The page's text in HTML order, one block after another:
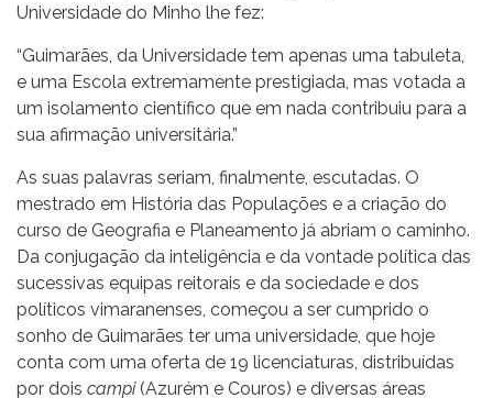
Universidade do Minho lhe fez:
“Guimarães, da Universidade tem apenas uma tabuleta,
e uma Escola extremamente prestigiada, mas votada a
um isolamento científico que em nada contribuiu para a
sua afirmação universitária.”
As suas palavras seriam, finalmente, escutadas. O
mestrado em História das Populações e a criação do
curso de Geografia e Planeamento já abriam o caminho.
Da conjugação da inteligência e da vontade política das
sucessivas equipas reitorais e da sociedade e dos
políticos vimaranenses, começou a ser cumprido o
sonho de Guimarães ter uma universidade, que hoje
conta com uma oferta de 19 licenciaturas, distribuídas
por dois campi(Azurém e Couros) e diversas áreas